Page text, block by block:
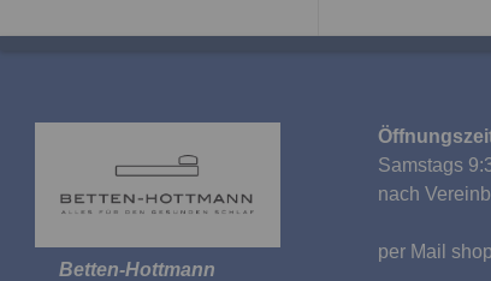
Betten-Hottmann
Samstags
nach
per Mail